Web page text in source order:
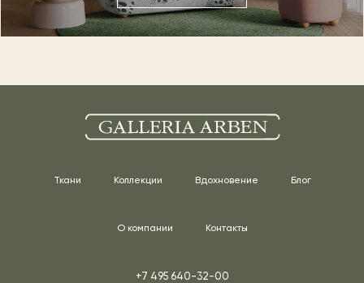
Ткани Коллекции Вдохновение Блог
О компании Контакты
+7 495 640-32-00